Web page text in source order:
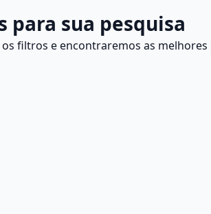
para sua pesquisa
filtros e encontraremos as melhores